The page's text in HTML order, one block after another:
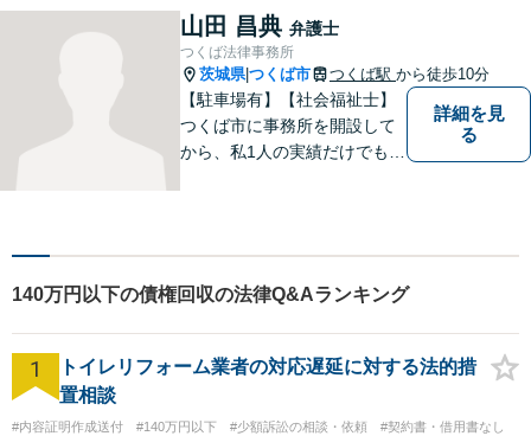
山田 昌典 弁護士
つくば法律事務所
茨城県|つくば市 つくば駅 から徒歩10分
【駐車場有】【社会福祉士】
つくば市に事務所を開設して
から、私1人の実績だけでも、
もっと身近に、相談をもっと
気軽に」を心がけております
ので、お気軽にご相談くださ
い。
詳細を見
る
140万円以下の債権回収の法律Q&Aランキング
1
トイレリフォーム業者の対応遅延に対する法的措
置相談
#内容証明作成送付 #140万円以下 #少額訴訟の相談・依頼
#契約書・借用書なし